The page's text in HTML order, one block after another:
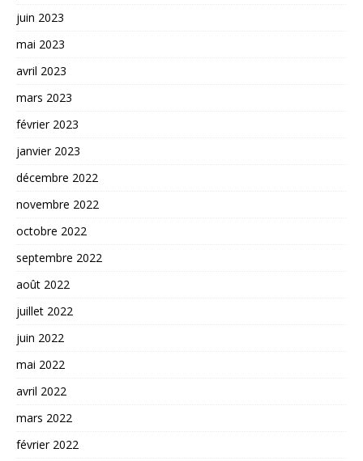
juin 2023
mai 2023
avril 2023
mars 2023
février 2023
janvier 2023
décembre 2022
novembre 2022
octobre 2022
septembre 2022
août 2022
juillet 2022
juin 2022
mai 2022
avril 2022
mars 2022
février 2022